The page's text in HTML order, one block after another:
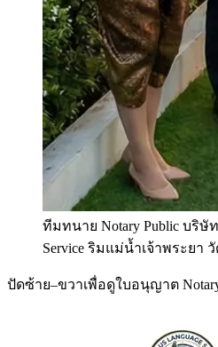
ทีมทนาย Notary Public บริษั
Service ริมแม่น้ำเจ้าพระยา
ปัดซ้าย–ขวาเพื่อดูใบอนุญาต